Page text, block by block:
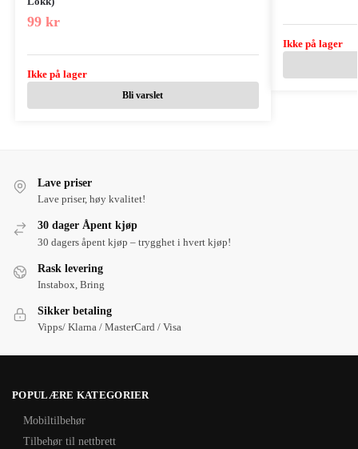
99 kr
Ikke på lager
Bli varslet
Ikke på lager
Lave priser
Lave priser, høy kvalitet!
30 dager Åpent kjøp
30 dagers åpent kjøp – trygghet i hvert kjøp!
Rask levering
Instabox, Bring
Sikker betaling
Vipps/ Klarna / MasterCard / Visa
POPULÆRE KATEGORIER
Mobiltilbehør
Tilbehør til nettbrett